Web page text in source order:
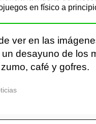
en físico a
ver en las
desayuno de los
café y gofres.